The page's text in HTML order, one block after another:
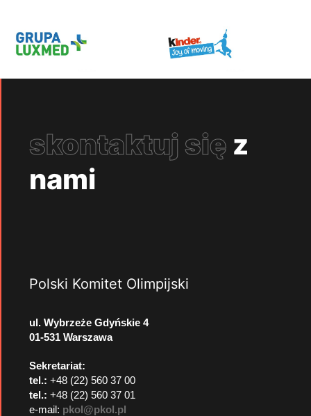
skontaktuj się z
nami
Polski Komitet Olimpijski
ul. Wybrzeże Gdyńskie 4
01-531 Warszawa
Sekretariat:
tel.: +48 (22) 560 37 00
tel.: +48 (22) 560 37 01
e-mail: pkol@pkol.pl